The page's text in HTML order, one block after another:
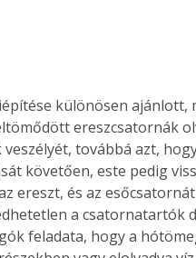
különösen ajánlott,
ereszcsatornák
továbbá azt,
követően, este pedig
ereszt, és az
a csatornatartók
feladata, hogy a